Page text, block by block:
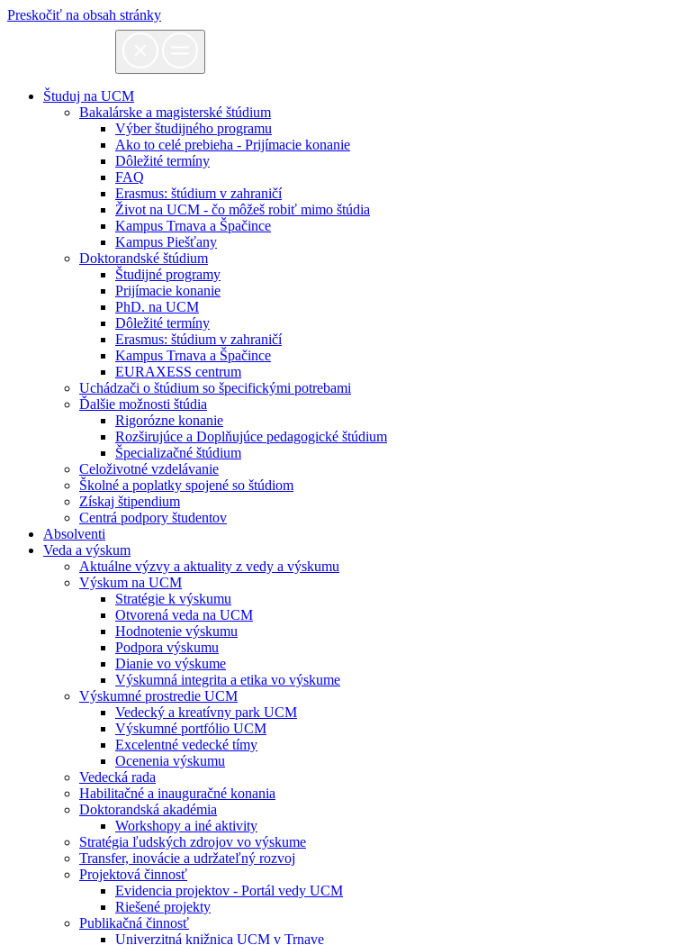
Preskočiť na obsah stránky
Študuj na UCM
Bakalárske a magisterské štúdium
Výber študijného programu
Ako to celé prebieha - Prijímacie konanie
Dôležité termíny
FAQ
Erasmus: štúdium v zahraničí
Život na UCM - čo môžeš robiť mimo štúdia
Kampus Trnava a Špačince
Kampus Piešťany
Doktorandské štúdium
Študijné programy
Prijímacie konanie
PhD. na UCM
Dôležité termíny
Erasmus: štúdium v zahraničí
Kampus Trnava a Špačince
EURAXESS centrum
Uchádzači o štúdium so špecifickými potrebami
Ďalšie možnosti štúdia
Rigorózne konanie
Rozširujúce a Doplňujúce pedagogické štúdium
Špecializačné štúdium
Celoživotné vzdelávanie
Školné a poplatky spojené so štúdiom
Získaj štipendium
Centrá podpory študentov
Absolventi
Veda a výskum
Aktuálne výzvy a aktuality z vedy a výskumu
Výskum na UCM
Stratégie k výskumu
Otvorená veda na UCM
Hodnotenie výskumu
Podpora výskumu
Dianie vo výskume
Výskumná integrita a etika vo výskume
Výskumné prostredie UCM
Vedecký a kreatívny park UCM
Výskumné portfólio UCM
Excelentné vedecké tímy
Ocenenia výskumu
Vedecká rada
Habilitačné a inauguračné konania
Doktorandská akadémia
Workshopy a iné aktivity
Stratégia ľudských zdrojov vo výskume
Transfer, inovácie a udržateľný rozvoj
Projektová činnosť
Evidencia projektov - Portál vedy UCM
Riešené projekty
Publikačná činnosť
Univerzitná knižnica UCM v Trnave